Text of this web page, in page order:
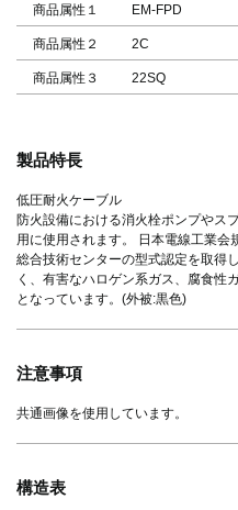
商品属性１ EM-FPD
商品属性２ 2C
商品属性３ 22SQ
製品特長
低圧耐火ケーブル
防火設備における消火栓ポンプやス
用に使用されます。 日本電線工業
総合技術センターの型式認定を取得
く、有害なハロゲン系ガス、腐食性
となっています。(外被:黒色)
注意事項
共通画像を使用しています。
構造表